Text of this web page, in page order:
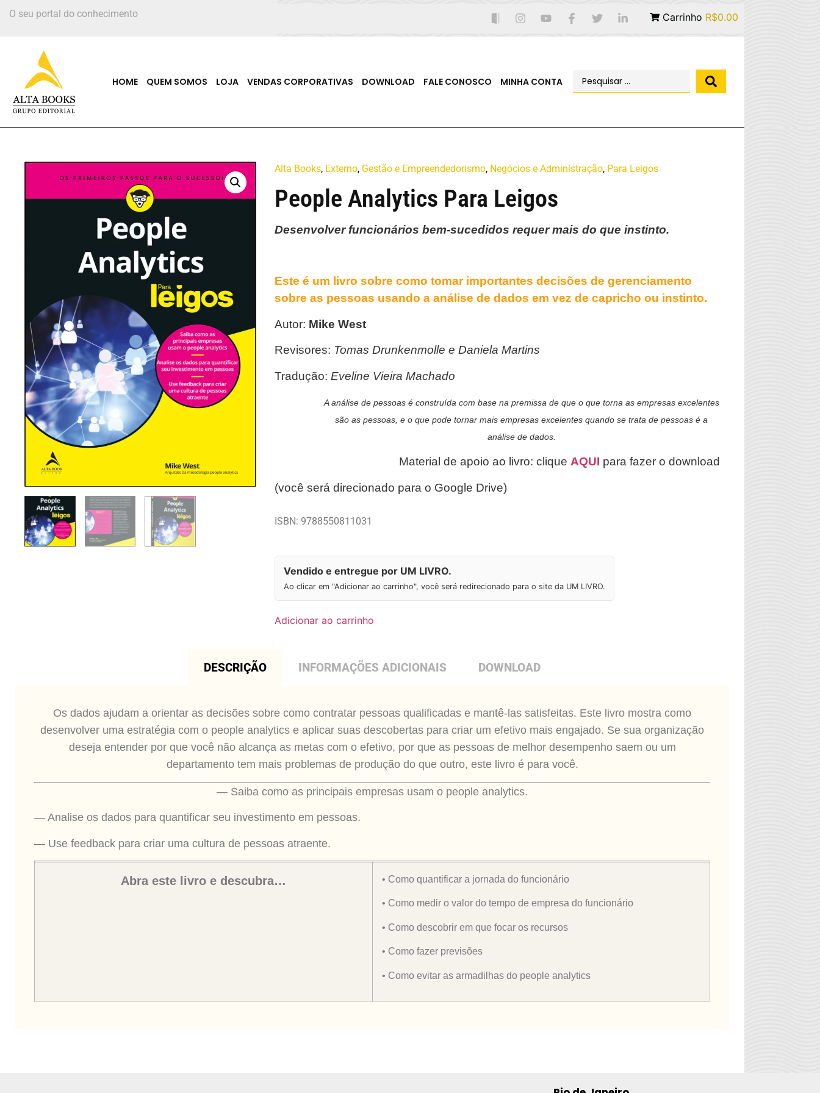
O seu portal do conhecimento Carrinho R$0.00
HOME QUEM SOMOS LOJA VENDAS CORPORATIVAS DOWNLOAD FALE CONOSCO MINHA CONTA
Alta Books, Externo, Gestão e Empreendedorismo, Negócios e Administração, Para Leigos
People Analytics Para Leigos
Desenvolver funcionários bem-sucedidos requer mais do que instinto.
Este é um livro sobre como tomar importantes decisões de gerenciamento
sobre as pessoas usando a análise de dados em vez de capricho ou instinto.
Autor: Mike West
Revisores: Tomas Drunkenmolle e Daniela Martins
Tradução: Eveline Vieira Machado
A análise de pessoas é construída com base na premissa de que o que torna as empresas excelentes
são as pessoas, e o que pode tornar mais empresas excelentes quando se trata de pessoas é a
análise de dados.
Material de apoio ao livro: clique AQUI para fazer o download
(você será direcionado para o Google Drive)
ISBN: 9788550811031
Vendido e entregue por UM LIVRO.
Ao clicar em "Adicionar ao carrinho", você será redirecionado para o site da UM LIVRO.
Adicionar ao carrinho
DESCRIÇÃO INFORMAÇÕES ADICIONAIS DOWNLOAD
Os dados ajudam a orientar as decisões sobre como contratar pessoas qualificadas e mantê-las satisfeitas. Este livro mostra como
desenvolver uma estratégia com o people analytics e aplicar suas descobertas para criar um efetivo mais engajado. Se sua organização
deseja entender por que você não alcança as metas com o efetivo, por que as pessoas de melhor desempenho saem ou um
departamento tem mais problemas de produção do que outro, este livro é para você.
— Saiba como as principais empresas usam o people analytics.
— Analise os dados para quantificar seu investimento em pessoas.
— Use feedback para criar uma cultura de pessoas atraente.
Abra este livro e descubra… • Como quantificar a jornada do funcionário
• Como medir o valor do tempo de empresa do funcionário
• Como descobrir em que focar os recursos
• Como fazer previsões
• Como evitar as armadilhas do people analytics